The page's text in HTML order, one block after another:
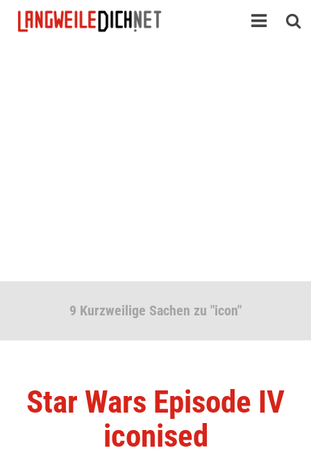
9 Kurzweilige Sachen zu "icon"
Star Wars Episode IV
iconised